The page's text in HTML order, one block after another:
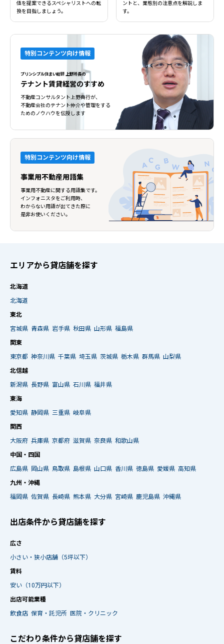
値を提案できるスペシャリストへの転
換を目指しましょう。
ントと、業態別の注意点を解説しま
す。
特別コンテンツ向け情報
プリンシプル住まい総研 上野所長の
テナント賃貸経営のすすめ
不動産コンサルタント上野典行が、
不動産会社のテナント仲介や管理をする
ためのノウハウを伝授します
特別コンテンツ向け情報
事業用不動産用語集
事業用不動産に関する用語集です。
インフォニスタをご利用時、
わからない用語が出てきた際に
是非お使いください。
エリアから貸店舗を探す
北海道
北海道
東北
宮城県 青森県 岩手県 秋田県 山形県 福島県
関東
東京都 神奈川県 千葉県 埼玉県 茨城県 栃木県 群馬県 山梨県
北信越
新潟県 長野県 富山県 石川県 福井県
東海
愛知県 静岡県 三重県 岐阜県
関西
大阪府 兵庫県 京都府 滋賀県 奈良県 和歌山県
中国・四国
広島県 岡山県 鳥取県 島根県 山口県 香川県 徳島県 愛媛県 高知県
九州・沖縄
福岡県 佐賀県 長崎県 熊本県 大分県 宮崎県 鹿児島県 沖縄県
出店条件から貸店舗を探す
広さ
小さい・狭小店舗（5坪以下）
賃料
安い（10万円以下）
出店可能業種
飲食店 保育・託児所 医院・クリニック
こだわり条件から貸店舗を探す